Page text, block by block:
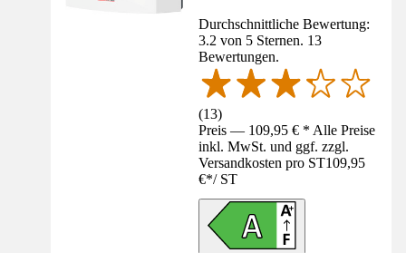
Durchschnittliche Bewertung:
3.2 von 5 Sternen. 13
Bewertungen.
(13)
Preis — 109,95 € * Alle Preise
inkl. MwSt. und ggf. zzgl.
Versandkosten pro ST109,95
€*/ ST